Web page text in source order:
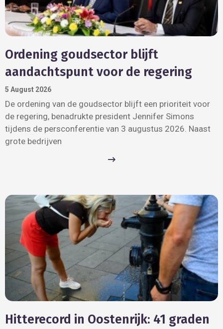
Ordening goudsector blijft
aandachtspunt voor de regering
5 August 2026
De ordening van de goudsector blijft een prioriteit voor
de regering, benadrukte president Jennifer Simons
tijdens de persconferentie van 3 augustus 2026. Naast
grote bedrijven
Hitterecord in Oostenrijk: 41 graden